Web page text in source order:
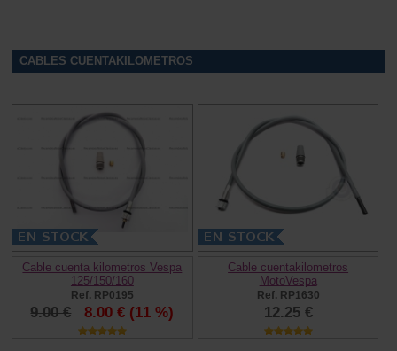
CABLES CUENTAKILOMETROS
Cable cuenta kilometros Vespa
125/150/160
Ref. RP0195
9.00 € 8.00 € (11 %)
Cable cuentakilometros
MotoVespa
Ref. RP1630
12.25 €